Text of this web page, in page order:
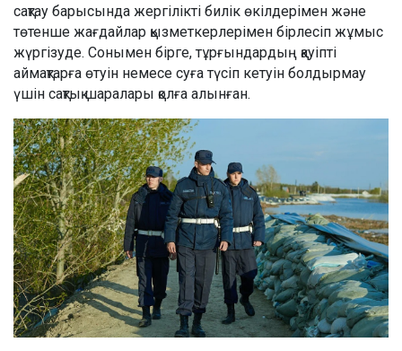
сақтау барысында жергілікті билік өкілдерімен және
төтенше жағдайлар қызметкерлерімен бірлесіп жұмыс
жүргізуде. Сонымен бірге, тұрғындардың қауіпті
аймақтарға өтуін немесе суға түсіп кетуін болдырмау
үшін сақтық шаралары қолға алынған.